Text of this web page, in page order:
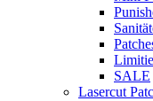
SALE
Lasercut